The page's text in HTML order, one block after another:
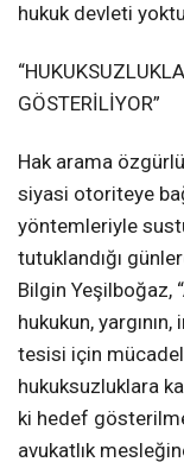
hukuk devleti
GÖSTERİLİYOR”
Hak arama
siyasi otoriteye
yöntemleriyle
tutuklandığı
Bilgin Yeşilboğaz,
hukukun,
tesisi için
hukuksuzluklara
ki hedef
avukatlık